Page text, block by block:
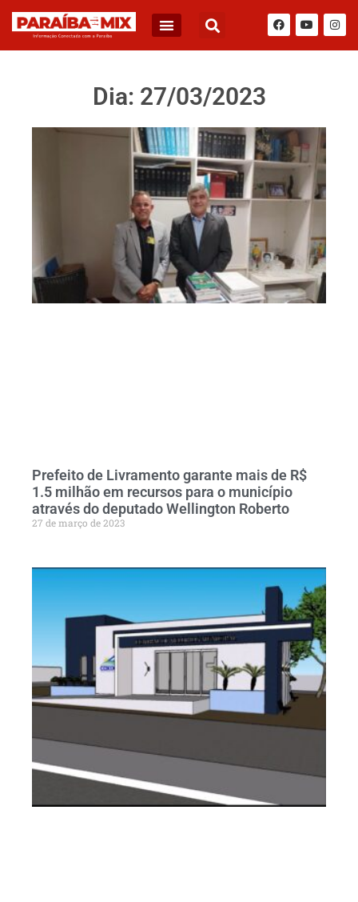
Dia: 27/03/2023
Prefeito de Livramento garante mais de R$
1.5 milhão em recursos para o município
através do deputado Wellington Roberto
27 de março de 2023